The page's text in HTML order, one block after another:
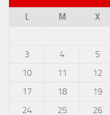
L
M X
3
4 5
10
11 12
17
18 19
24
25 26